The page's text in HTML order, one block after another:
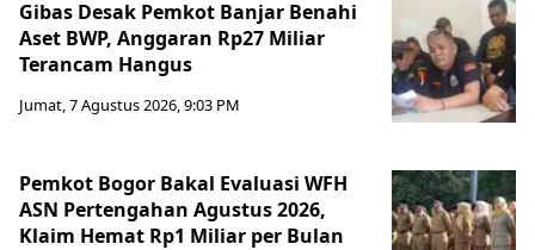
Gibas Desak Pemkot Banjar Benahi
Aset BWP, Anggaran Rp27 Miliar
Terancam Hangus
Jumat, 7 Agustus 2026, 9:03 PM
Pemkot Bogor Bakal Evaluasi WFH
ASN Pertengahan Agustus 2026,
Klaim Hemat Rp1 Miliar per Bulan